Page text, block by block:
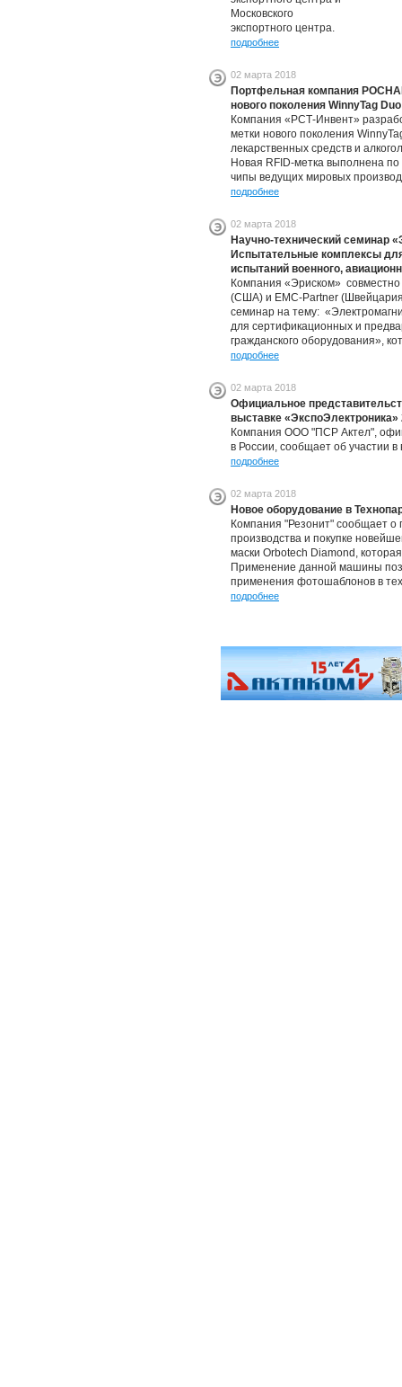
Московского
экспортного центра.
подробнее
02 марта 2018
Портфельная компания
нового поколения WinnyTag Duo
Компания «РСТ-Инвент»
метки нового поколения
лекарственных средств и
Новая RFID-метка выполнена по
чипы ведущих мировых
подробнее
02 марта 2018
Научно-технический семинар
Испытательные комплексы
испытаний военного,
Компания «Эриском»
(США) и EMC-Partner
семинар на тему:
для сертификационных и
гражданского оборудования»,
подробнее
02 марта 2018
Официальное
выставке «ЭкспоЭлектроника»
Компания ООО "ПСР Актел",
в России, сообщает об участии
подробнее
02 марта 2018
Новое оборудование в
Компания "Резонит" сообщает
производства и покупке
маски Orbotech Diamond,
Применение данной машины
применения фотошаблонов в
подробнее